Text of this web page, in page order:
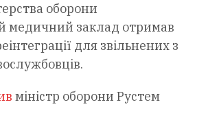
оборони
медичний заклад отримав
для звільнених з
міністр оборони Рустем